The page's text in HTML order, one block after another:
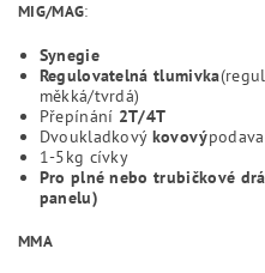
MIG/MAG:
Synegie
Regulovatelná tlumivka
měkká/tvrdá)
Přepínání 2T/4T
Dvoukladkový kovový
1-5kg cívky
Pro plné nebo trubičkové
panelu)
MMA